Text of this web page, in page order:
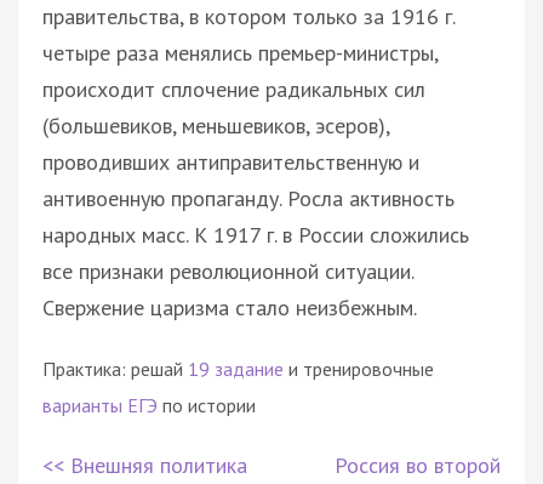
правительства, в котором только за 1916 г.
четыре раза менялись премьер-министры,
происходит сплочение радикальных сил
(большевиков, меньшевиков, эсеров),
проводивших антиправительственную и
антивоенную пропаганду. Росла активность
народных масс. К 1917 г. в России сложились
все признаки революционной ситуации.
Свержение царизма стало неизбежным.
Практика: решай 19 задание и тренировочные
варианты ЕГЭ по истории
<< Внешняя политика
Россия во второй